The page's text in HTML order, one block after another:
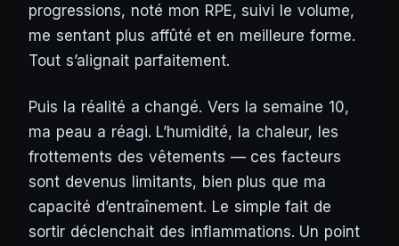
progressions, noté mon RPE, suivi le volume,
me sentant plus affûté et en meilleure forme.
Tout s’alignait parfaitement.
Puis la réalité a changé. Vers la semaine 10,
ma peau a réagi. L’humidité, la chaleur, les
frottements des vêtements — ces facteurs
sont devenus limitants, bien plus que ma
capacité d’entraînement. Le simple fait de
sortir déclenchait des inflammations. Un point